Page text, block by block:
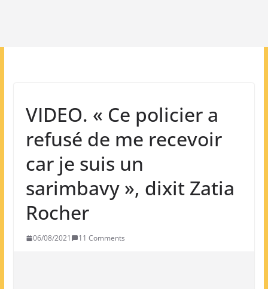
VIDEO. « Ce policier a
refusé de me recevoir
car je suis un
sarimbavy », dixit Zatia
Rocher
06/08/2021 11 Comments